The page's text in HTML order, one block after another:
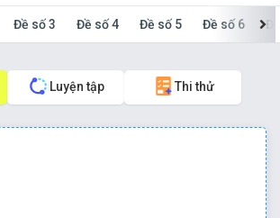
Đề số 3 Đề số 4 Đề số 5 Đề số 6
Luyện tập Thi thử